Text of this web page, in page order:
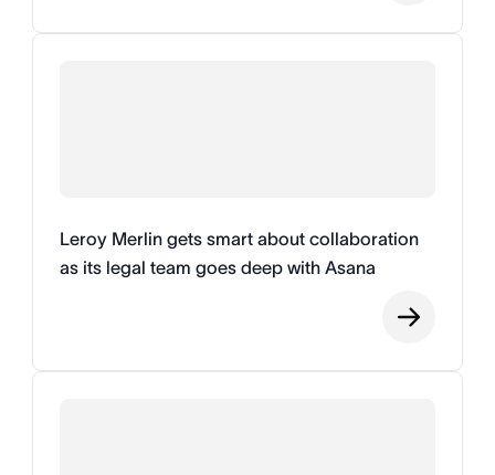
Leroy Merlin gets smart about collaboration
as its legal team goes deep with Asana